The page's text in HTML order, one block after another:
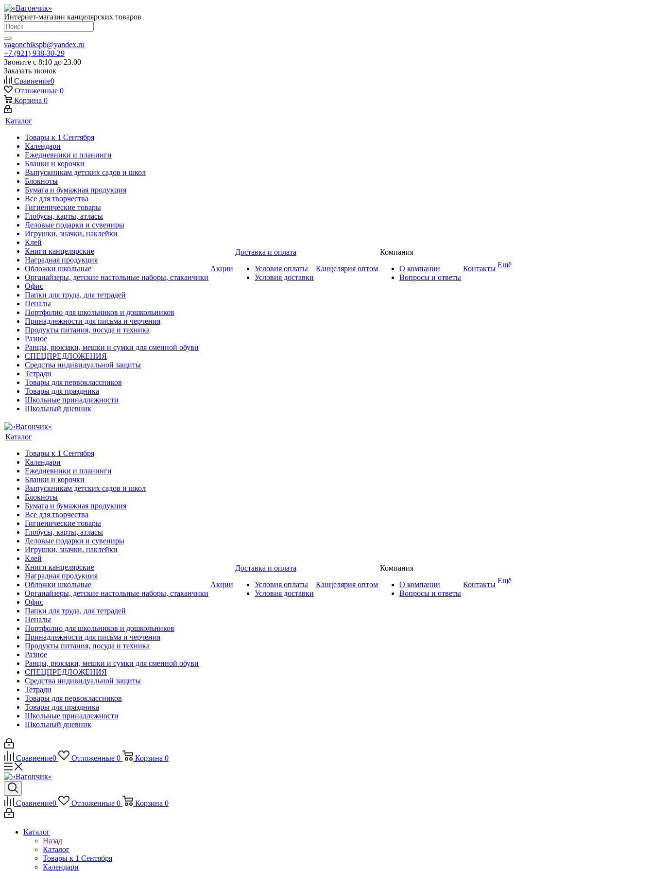
Интернет-магазин канцелярских товаров
vagonchikspb@yandex.ru
+7 (921) 938-30-29
Звоните с 8:10 до 23.00
Заказать звонок
Сравнение0
Отложенные 0
Корзина 0
Каталог
Товары к 1 Сентября
Календари
Ежедневники и планинги
Бланки и корочки
Выпускникам детских садов и школ
Блокноты
Бумага и бумажная продукция
Все для творчества
Гигиенические товары
Глобусы, карты, атласы
Деловые подарки и сувениры
Игрушки, значки, наклейки
Клей
Книги канцелярские
Наградная продукция
Обложки школьные
Органайзеры, детские настольные наборы, стаканчики
Офис
Папки для труда, для тетрадей
Пеналы
Портфолио для школьников и дошкольников
Принадлежности для письма и черчения
Продукты питания, посуда и техника
Разное
Ранцы, рюкзаки, мешки и сумки для сменной обуви
СПЕЦПРЕДЛОЖЕНИЯ
Средства индивидуальной защиты
Тетради
Товары для первоклассников
Товары для праздника
Школьные принадлежности
Школьный дневник
Акции
Доставка и оплата
Условия оплаты
Условия доставки
Канцелярия оптом
Компания
О компании
Вопросы и ответы
Контакты Ещё
Каталог
Товары к 1 Сентября
Календари
Ежедневники и планинги
Бланки и корочки
Выпускникам детских садов и школ
Блокноты
Бумага и бумажная продукция
Все для творчества
Гигиенические товары
Глобусы, карты, атласы
Деловые подарки и сувениры
Игрушки, значки, наклейки
Клей
Книги канцелярские
Наградная продукция
Обложки школьные
Органайзеры, детские настольные наборы, стаканчики
Офис
Папки для труда, для тетрадей
Пеналы
Портфолио для школьников и дошкольников
Принадлежности для письма и черчения
Продукты питания, посуда и техника
Разное
Ранцы, рюкзаки, мешки и сумки для сменной обуви
СПЕЦПРЕДЛОЖЕНИЯ
Средства индивидуальной защиты
Тетради
Товары для первоклассников
Товары для праздника
Школьные принадлежности
Школьный дневник
Акции
Доставка и оплата
Условия оплаты
Условия доставки
Канцелярия оптом
Компания
О компании
Вопросы и ответы
Контакты Ещё
Сравнение0 Отложенные 0 Корзина 0
Сравнение0 Отложенные 0 Корзина 0
Каталог
Назад
Каталог
Товары к 1 Сентября
Календари